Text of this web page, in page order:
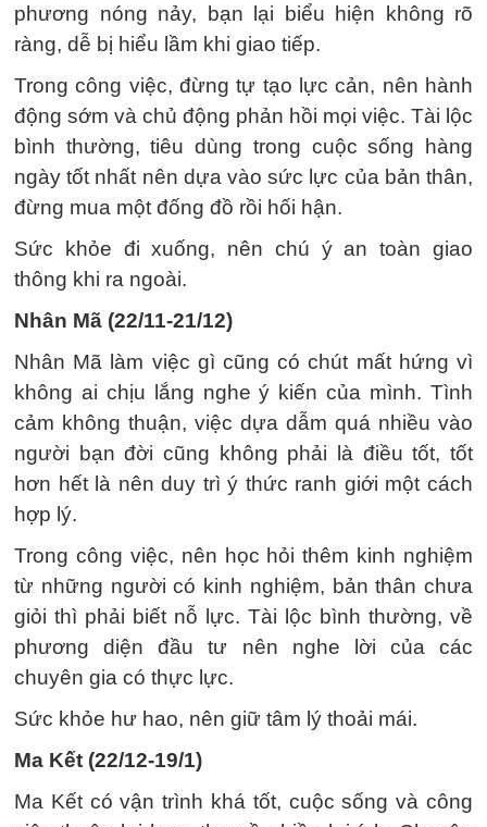
phương nóng nảy, bạn lại biểu hiện không rõ
ràng, dễ bị hiểu lầm khi giao tiếp.
Trong công việc, đừng tự tạo lực cản, nên hành
động sớm và chủ động phản hồi mọi việc. Tài lộc
bình thường, tiêu dùng trong cuộc sống hàng
ngày tốt nhất nên dựa vào sức lực của bản thân,
đừng mua một đống đồ rồi hối hận.
Sức khỏe đi xuống, nên chú ý an toàn giao
thông khi ra ngoài.
Nhân Mã (22/11-21/12)
Nhân Mã làm việc gì cũng có chút mất hứng vì
không ai chịu lắng nghe ý kiến ​​của mình. Tình
cảm không thuận, việc dựa dẫm quá nhiều vào
người bạn đời cũng không phải là điều tốt, tốt
hơn hết là nên duy trì ý thức ranh giới một cách
hợp lý.
Trong công việc, nên học hỏi thêm kinh nghiệm
từ những người có kinh nghiệm, bản thân chưa
giỏi thì phải biết nỗ lực. Tài lộc bình thường, về
phương diện đầu tư nên nghe lời của các
chuyên gia có thực lực.
Sức khỏe hư hao, nên giữ tâm lý thoải mái.
Ma Kết (22/12-19/1)
Ma Kết có vận trình khá tốt, cuộc sống và công